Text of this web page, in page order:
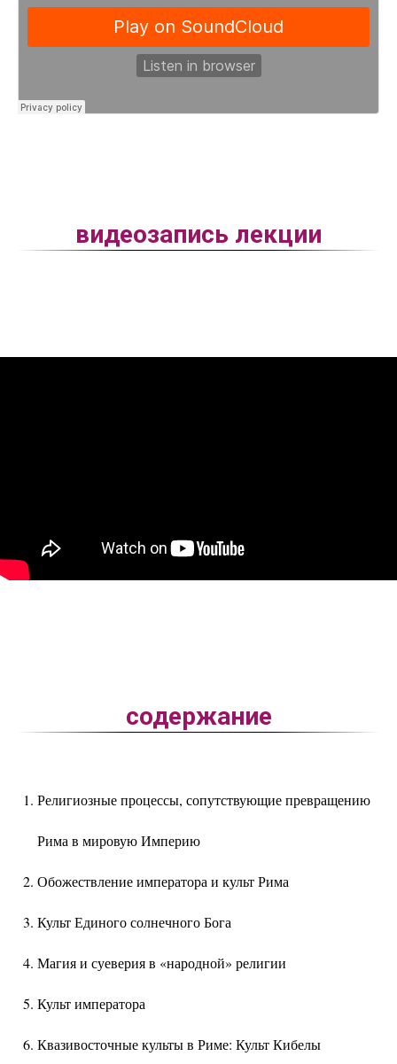
видеозапись лекции
содержание
Религиозные процессы, сопутствующие превращению
Рима в мировую Империю
Обожествление императора и культ Рима
Культ Единого солнечного Бога
Магия и суеверия в «народной» религии
Культ императора
Квазивосточные культы в Риме: Культ Кибелы